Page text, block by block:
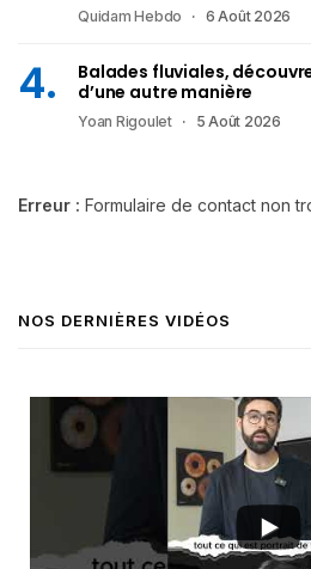
Quidam Hebdo 6 Août 2026
Balades fluviales,
d’une autre manière
Yoan Rigoulet 5 Août 2026
Erreur : Formulaire de contact non
NOS DERNIÈRES VIDÉOS